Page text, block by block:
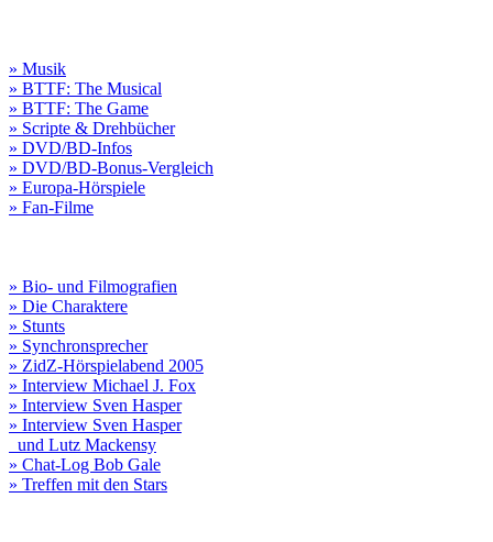
» Musik
» BTTF: The Musical
» BTTF: The Game
» Scripte & Drehbücher
» DVD/BD-Infos
» DVD/BD-Bonus-Vergleich
» Europa-Hörspiele
» Fan-Filme
» Bio- und Filmografien
» Die Charaktere
» Stunts
» Synchronsprecher
» ZidZ-Hörspielabend 2005
» Interview Michael J. Fox
» Interview Sven Hasper
» Interview Sven Hasper
und Lutz Mackensy
» Chat-Log Bob Gale
» Treffen mit den Stars